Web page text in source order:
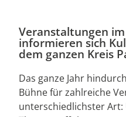
Veranstaltungen im
informieren sich
dem ganzen Kreis
Das ganze Jahr
Bühne für zahlreiche
unterschiedlichster Art: